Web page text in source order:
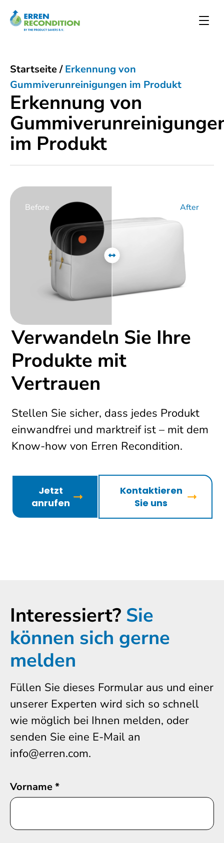
Erkennung von
im Produkt
Startseite/Erkennung von
Gummiverunreinigungen im Produkt
Before After
Verwandeln Sie Ihre
Produkte mit
Vertrauen
Stellen Sie sicher, dass jedes Produkt
einwandfrei und marktreif ist – mit dem
Know-how von Erren Recondition.
Jetzt
anrufen
Kontaktieren
Sie uns
Interessiert? Sie
können sich gerne
melden
Füllen Sie dieses Formular aus und einer
unserer Experten wird sich so schnell
wie möglich bei Ihnen melden, oder
senden Sie eine E-Mail an
info@erren.com.
Vorname*